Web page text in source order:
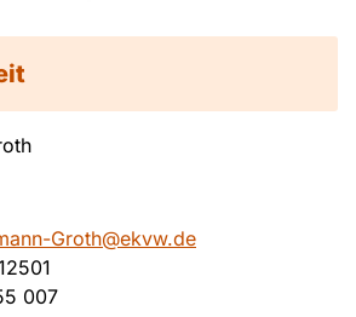
Groth@ekvw.de
007